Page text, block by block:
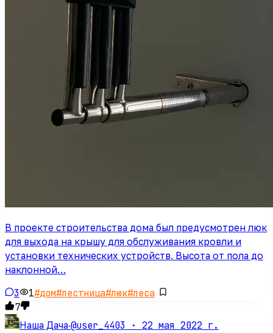
В проекте строительства дома был предусмотрен люк
для выхода на крышу для обслуживания кровли и
установки технических устройств. Высота от пола до
наклонной…
3 1#дом#лестница#люк#леса
7
Наша Дача·@user_4403 · 22 мая 2022 г.